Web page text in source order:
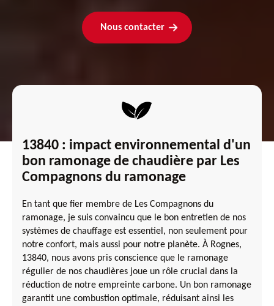
Nous contacter
13840 : impact environnemental d'un
bon ramonage de chaudière par Les
Compagnons du ramonage
En tant que fier membre de Les Compagnons du
ramonage, je suis convaincu que le bon entretien de nos
systèmes de chauffage est essentiel, non seulement pour
notre confort, mais aussi pour notre planète. À Rognes,
13840, nous avons pris conscience que le ramonage
régulier de nos chaudières joue un rôle crucial dans la
réduction de notre empreinte carbone. Un bon ramonage
garantit une combustion optimale, réduisant ainsi les